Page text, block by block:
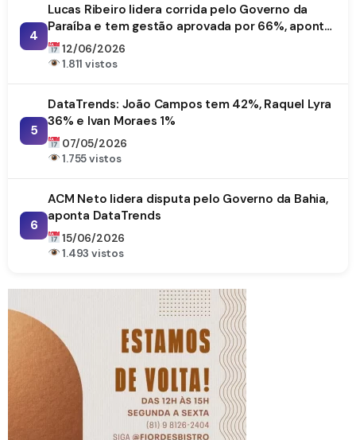
4
Lucas Ribeiro lidera corrida pelo Governo da
Paraíba e tem gestão aprovada por 66%, aponta
DataTrends
12/06/2026
1.811 vistos
5
DataTrends: João Campos tem 42%, Raquel Lyra
36% e Ivan Moraes 1%
07/05/2026
1.755 vistos
6
ACM Neto lidera disputa pelo Governo da Bahia,
aponta DataTrends
15/06/2026
1.493 vistos